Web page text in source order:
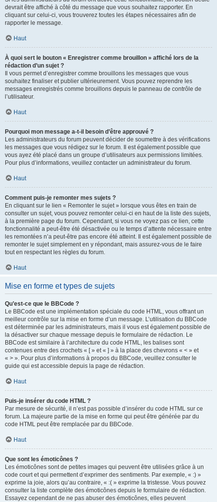
devrait être affiché à côté du message que vous souhaitez rapporter. En
cliquant sur celui-ci, vous trouverez toutes les étapes nécessaires afin de
rapporter le message.
Haut
À quoi sert le bouton « Enregistrer comme brouillon » affiché lors de la
rédaction d’un sujet ?
Il vous permet d’enregistrer comme brouillons les messages que vous
souhaitez finaliser et publier ultérieurement. Vous pouvez reprendre les
messages enregistrés comme brouillons depuis le panneau de contrôle de
l’utilisateur.
Haut
Pourquoi mon message a-t-il besoin d’être approuvé ?
Les administrateurs du forum peuvent décider de soumettre à des vérifications
les messages que vous rédigez sur le forum. Il est également possible que
vous ayez été placé dans un groupe d’utilisateurs aux permissions limitées.
Pour plus d’informations, veuillez contacter un administrateur du forum.
Haut
Comment puis-je remonter mes sujets ?
En cliquant sur le lien « Remonter le sujet » lorsque vous êtes en train de
consulter un sujet, vous pouvez remonter celui-ci en haut de la liste des sujets,
à la première page du forum. Cependant, si vous ne voyez pas ce lien, cette
fonctionnalité a peut-être été désactivée ou le temps d’attente nécessaire entre
les remontées n’a peut-être pas encore été atteint. Il est également possible de
remonter le sujet simplement en y répondant, mais assurez-vous de le faire
tout en respectant les règles du forum.
Haut
Mise en forme et types de sujets
Qu’est-ce que le BBCode ?
Le BBCode est une implémentation spéciale du code HTML, vous offrant un
meilleur contrôle sur la mise en forme d’un message. L’utilisation du BBCode
est déterminée par les administrateurs, mais il vous est également possible de
la désactiver sur chaque message depuis le formulaire de rédaction. Le
BBCode est similaire à l’architecture du code HTML, les balises sont
contenues entre des crochets « [ » et « ] » à la place des chevrons « < » et
« > ». Pour plus d’informations à propos du BBCode, veuillez consulter le
guide qui est accessible depuis la page de rédaction.
Haut
Puis-je insérer du code HTML ?
Par mesure de sécurité, il n’est pas possible d’insérer du code HTML sur ce
forum. La majeure partie de la mise en forme qui peut être générée par du
code HTML peut être remplacée par du BBCode.
Haut
Que sont les émoticônes ?
Les émoticônes sont de petites images qui peuvent être utilisées grâce à un
code court et qui permettent d’exprimer des sentiments. Par exemple, « :) »
exprime la joie, alors qu’au contraire, « :( » exprime la tristesse. Vous pouvez
consulter la liste complète des émoticônes depuis le formulaire de rédaction.
Essayez cependant de ne pas abuser des émoticônes, elles peuvent